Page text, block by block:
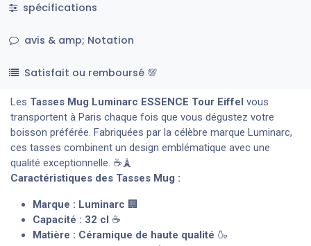
spécifications
avis & amp; Notation
Satisfait ou remboursé 💯
Les Tasses Mug Luminarc ESSENCE Tour Eiffel vous
transportent à Paris chaque fois que vous dégustez votre
boisson préférée. Fabriquées par la célèbre marque Luminarc,
ces tasses combinent un design emblématique avec une
qualité exceptionnelle. ☕🗼
Caractéristiques des Tasses Mug :
Marque : Luminarc 🏢
Capacité : 32 cl ☕
Matière : Céramique de haute qualité 🍶